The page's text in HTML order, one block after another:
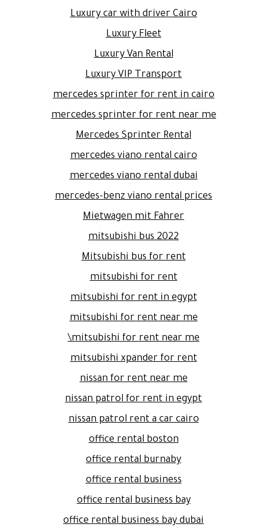
Luxury car with driver Cairo
Luxury Fleet
Luxury Van Rental
Luxury VIP Transport
mercedes sprinter for rent in cairo
mercedes sprinter for rent near me
Mercedes Sprinter Rental
mercedes viano rental cairo
mercedes viano rental dubai
mercedes-benz viano rental prices
Mietwagen mit Fahrer
mitsubishi bus 2022
Mitsubishi bus for rent
mitsubishi for rent
mitsubishi for rent in egypt
mitsubishi for rent near me
mitsubishi for rent near me\
mitsubishi xpander for rent
nissan for rent near me
nissan patrol for rent in egypt
nissan patrol rent a car cairo
office rental boston
office rental burnaby
office rental business
office rental business bay
office rental business bay dubai